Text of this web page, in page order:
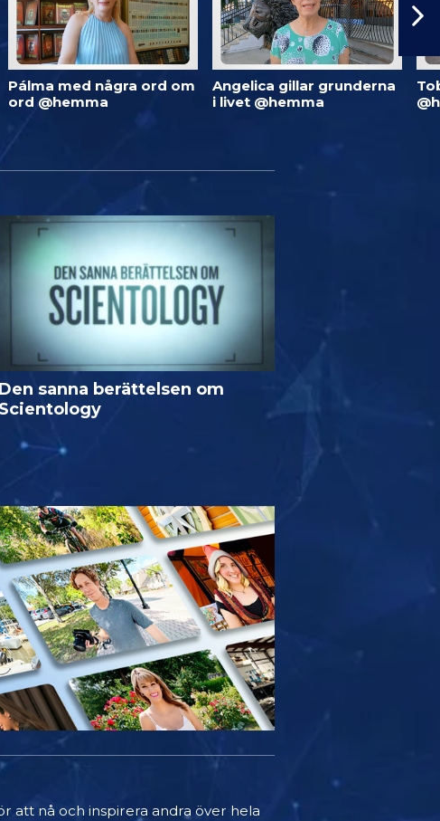
Pálma med några ord om
ord @hemma
Angelica gillar grunderna
i livet @hemma
Den sanna berättelsen om
Scientology
att nå och inspirera andra över hela